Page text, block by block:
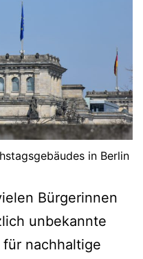
in Berlin
Bürgerinnen
unbekannte
für nachhaltige